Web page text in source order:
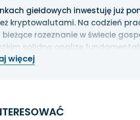
giełdowych inwestuję już
kryptowalutami. Na codzień
rozeznanie w świecie
solidną analizę
więcej